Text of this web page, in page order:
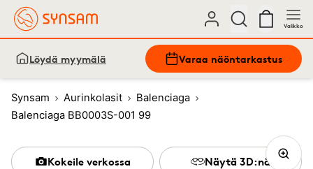
Valikko
Löydä myymälä Varaa näöntarkastus
Synsam Aurinkolasit
Balenciaga
Balenciaga BB0003S-001 99
Kokeile verkossa Näytä 3D:nä